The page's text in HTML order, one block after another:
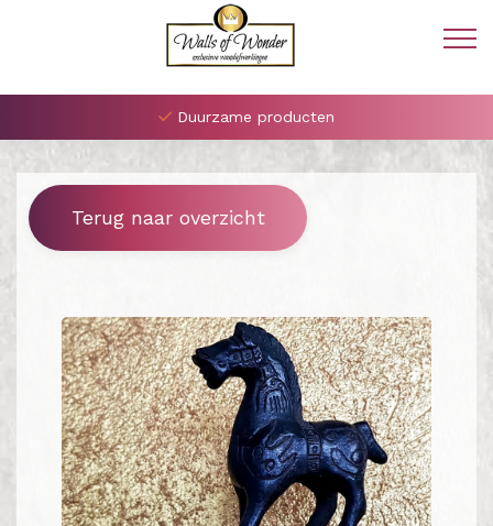
Duurzame producten
Terug naar overzicht